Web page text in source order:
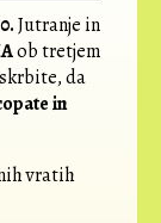
Jutranje in
ob tretjem
da
in
vratih